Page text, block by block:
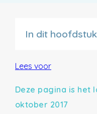
In dit hoofdstuk
Lees voor
Deze pagina is het
oktober 2017